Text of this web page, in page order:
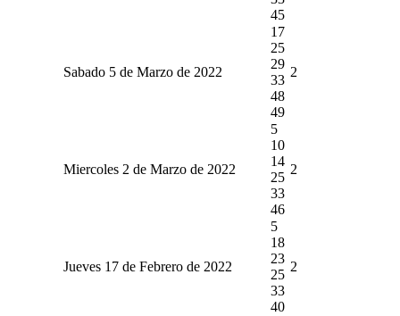
45
Sabado 5 de Marzo de 2022
17
25
29
33
48
49
2
Miercoles 2 de Marzo de 2022
5
10
14
25
33
46
2
Jueves 17 de Febrero de 2022
5
18
23
25
33
40
2